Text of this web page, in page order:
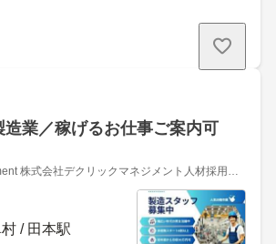
業／稼げるお仕事ご案内可
株式会社デクリックマネジメント人材採用部
/ 田本駅